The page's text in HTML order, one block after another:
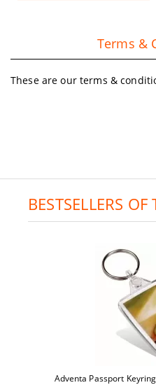
Terms &
These are our terms &
BESTSELLERS OF
Adventa Passport